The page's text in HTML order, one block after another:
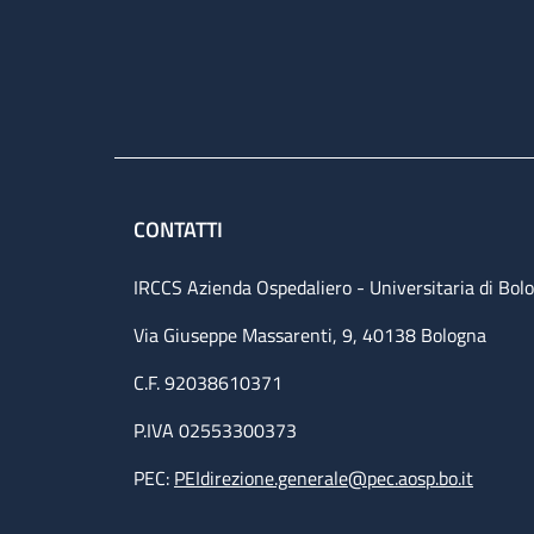
CONTATTI
IRCCS Azienda Ospedaliero - Universitaria di
Via Giuseppe Massarenti, 9, 40138 Bologna
C.F. 92038610371
P.IVA 02553300373
PEC: PEIdirezione.generale@pec.aosp.bo.it